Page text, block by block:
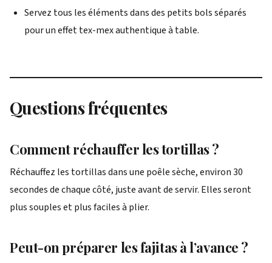
Servez tous les éléments dans des petits bols séparés
pour un effet tex-mex authentique à table.
Questions fréquentes
Comment réchauffer les tortillas ?
Réchauffez les tortillas dans une poêle sèche, environ 30
secondes de chaque côté, juste avant de servir. Elles seront
plus souples et plus faciles à plier.
Peut-on préparer les fajitas à l’avance ?